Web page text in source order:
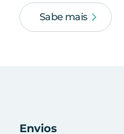
Sabe mais
Envios